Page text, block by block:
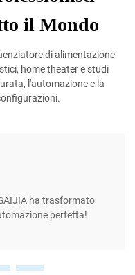
il Mondo
di alimentazione
home theater e studi
l'automazione e la
ha trasformato
perfetta!